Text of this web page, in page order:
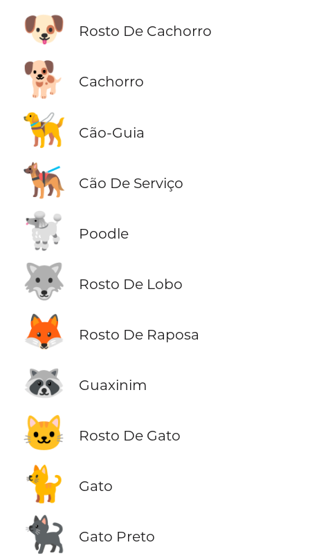
🐶 Rosto De Cachorro
🐕 Cachorro
🦮 Cão-Guia
🐕‍🦺 Cão De Serviço
🐩 Poodle
🐺 Rosto De Lobo
🦊 Rosto De Raposa
🦝 Guaxinim
🐱 Rosto De Gato
🐈 Gato
🐈‍⬛ Gato Preto